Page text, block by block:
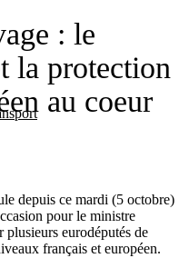
: le
la protection
au coeur
depuis ce mardi (5 octobre)
pour le ministre
eurodéputés de
français et européen.